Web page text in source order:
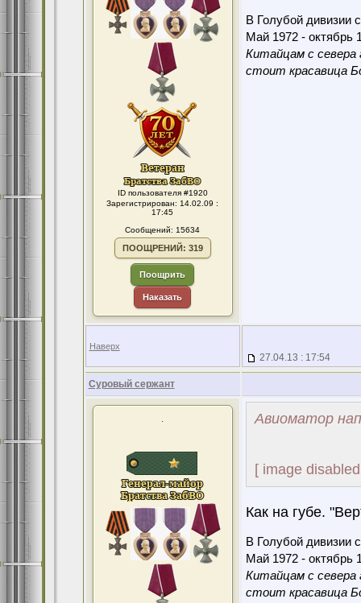
ID пользователя #1920
Зарегистрирован: 14.02.09 :
17:45
Сообщений: 15634
ПООЩРЕНИЙ: 319
Поощрить
Наказать
В Голубой дивизии
Май 1972 - октябрь
Китайцам с севера
стоит красавица
Наверх
27.04.13 : 17:54
Суровый сержант
. Авиоматор
[ image
Как на губе.
В Голубой дивизии
Май 1972 - октябрь
Китайцам с севера
стоит красавица